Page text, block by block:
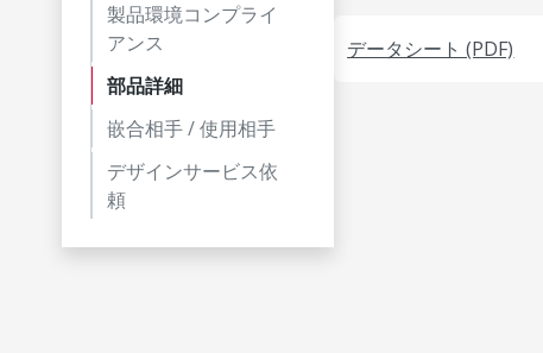
製品環境コンプライ
アンス
部品詳細
嵌合相手 / 使用相手
デザインサービス依
頼
データシート (PDF)